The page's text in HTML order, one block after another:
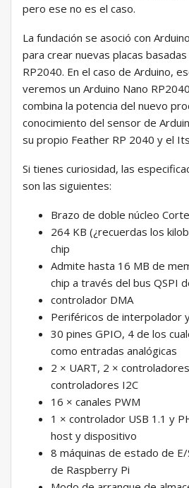
pero ese no es el caso.
La fundación se asoció con
para crear nuevas placas
RP2040. En el caso de Arduino,
veremos un Arduino Nano
combina la potencia del nuevo
conocimiento del sensor de
su propio Feather RP 2040 y el
Si tienes curiosidad, las
son las siguientes:
Brazo de doble núcleo
264 KB (¿recuerdas los
chip
Admite hasta 16 MB de
chip a través del bus QSPI
controlador DMA
Periféricos de interpolador
30 pines GPIO, 4 de los
como entradas analógicas
2 × UART, 2 ×
controladores I2C
16 × canales PWM
1 × controlador USB 1.1 y
host y dispositivo
8 máquinas de estado de
de Raspberry Pi